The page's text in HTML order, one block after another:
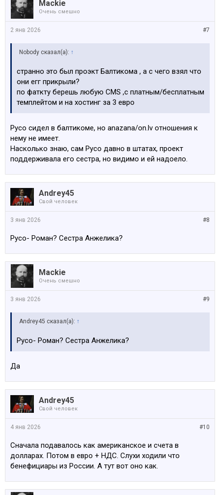
Mackie
Очень смешно
#7
2 янв 2026
Nobody сказал(а): ↑
странно это был проэкт Балтикома , а с чего взял что
они егг прикрыли?
по фаткту берешь любую CMS ,c платным/бесплатным
темплейтом и на хостинг за 3 евро
Русо сидел в балтикоме, но anazana/on.lv отношения к
нему не имеет.
Насколько знаю, сам Русо давно в штатах, проект
поддерживала его сестра, но видимо и ей надоело.
Andrey45
Свой человек
#8
3 янв 2026
Русо- Роман? Сестра Анжелика?
Mackie
Очень смешно
#9
3 янв 2026
Andrey45 сказал(а): ↑
Русо- Роман? Сестра Анжелика?
Да
Andrey45
Свой человек
#10
4 янв 2026
Сначала подавалось как американское и счета в
долларах. Потом в евро + НДС. Слухи ходили что
бенефициары из России. А тут вот оно как.